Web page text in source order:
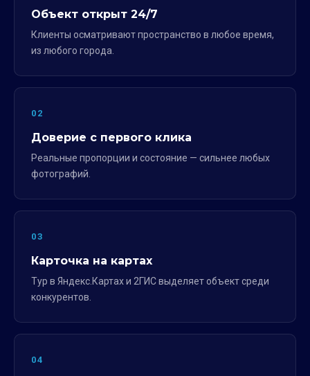
Объект открыт 24/7
Клиенты осматривают пространство в любое время,
из любого города.
02
Доверие с первого клика
Реальные пропорции и состояние — сильнее любых
фотографий.
03
Карточка на картах
Тур в Яндекс.Картах и 2ГИС выделяет объект среди
конкурентов.
04